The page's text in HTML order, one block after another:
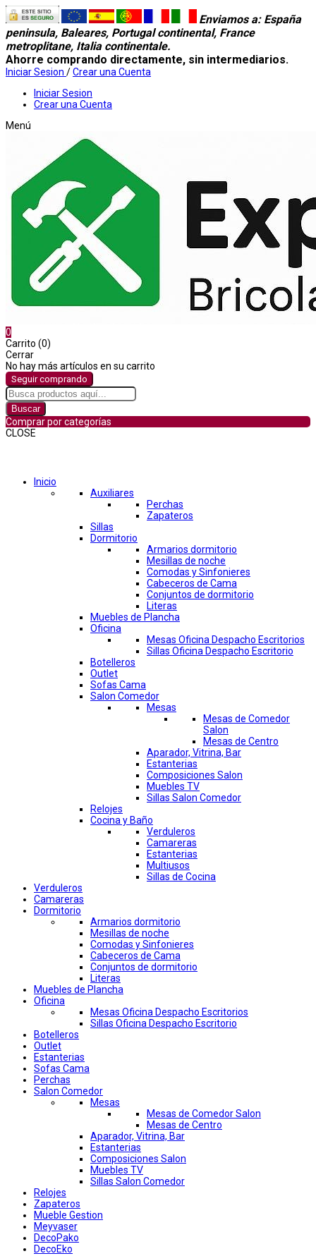
Enviamos a: España
peninsula, Baleares, Portugal continental, France
metroplitane, Italia continentale.
Ahorre comprando directamente, sin intermediarios.
Iniciar Sesion /Crear una Cuenta
Iniciar Sesion
Crear una Cuenta
Menú
0
Carrito (0)
Cerrar
No hay más artículos en su carrito
Seguir comprando
Buscar
Comprar por categorías
CLOSE
Inicio
Auxiliares
Perchas
Zapateros
Sillas
Dormitorio
Armarios dormitorio
Mesillas de noche
Comodas y Sinfonieres
Cabeceros de Cama
Conjuntos de dormitorio
Literas
Muebles de Plancha
Oficina
Mesas Oficina Despacho Escritorios
Sillas Oficina Despacho Escritorio
Botelleros
Outlet
Sofas Cama
Salon Comedor
Mesas
Mesas de Comedor
Salon
Mesas de Centro
Aparador, Vitrina, Bar
Estanterias
Composiciones Salon
Muebles TV
Sillas Salon Comedor
Relojes
Cocina y Baño
Verduleros
Camareras
Estanterias
Multiusos
Sillas de Cocina
Verduleros
Camareras
Dormitorio
Armarios dormitorio
Mesillas de noche
Comodas y Sinfonieres
Cabeceros de Cama
Conjuntos de dormitorio
Literas
Muebles de Plancha
Oficina
Mesas Oficina Despacho Escritorios
Sillas Oficina Despacho Escritorio
Botelleros
Outlet
Estanterias
Sofas Cama
Perchas
Salon Comedor
Mesas
Mesas de Comedor Salon
Mesas de Centro
Aparador, Vitrina, Bar
Estanterias
Composiciones Salon
Muebles TV
Sillas Salon Comedor
Relojes
Zapateros
Mueble Gestion
Meyvaser
DecoPako
DecoEko